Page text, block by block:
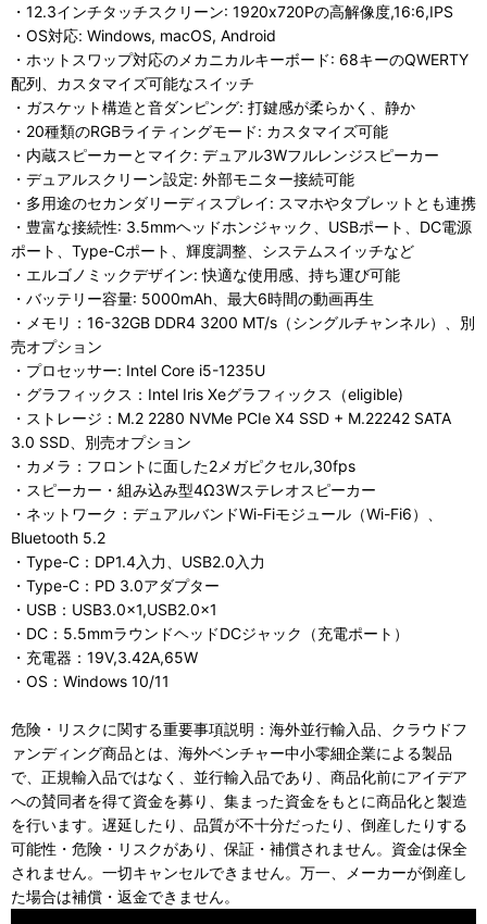
・12.3インチタッチスクリーン: 1920x720Pの高解像度,16:6,IPS
・OS対応: Windows, macOS, Android
・ホットスワップ対応のメカニカルキーボード: 68キーのQWERTY
配列、カスタマイズ可能なスイッチ
・ガスケット構造と音ダンピング: 打鍵感が柔らかく、静か
・20種類のRGBライティングモード: カスタマイズ可能
・内蔵スピーカーとマイク: デュアル3Wフルレンジスピーカー
・デュアルスクリーン設定: 外部モニター接続可能
・多用途のセカンダリーディスプレイ: スマホやタブレットとも連携
・豊富な接続性: 3.5mmヘッドホンジャック、USBポート、DC電源
ポート、Type-Cポート、輝度調整、システムスイッチなど
・エルゴノミックデザイン: 快適な使用感、持ち運び可能
・バッテリー容量: 5000mAh、最大6時間の動画再生
・メモリ：16-32GB DDR4 3200 MT/s（シングルチャンネル）、別
売オプション
・プロセッサー: Intel Core i5-1235U
・グラフィックス：Intel Iris Xeグラフィックス（eligible)
・ストレージ：M.2 2280 NVMe PCIe X4 SSD + M.22242 SATA
3.0 SSD、別売オプション
・カメラ：フロントに面した2メガピクセル,30fps
・スピーカー・組み込み型4Ω3Wステレオスピーカー
・ネットワーク：デュアルバンドWi-Fiモジュール（Wi-Fi6）、
Bluetooth 5.2
・Type-C：DP1.4入力、USB2.0入力
・Type-C：PD 3.0アダプター
・USB：USB3.0×1,USB2.0×1
・DC：5.5mmラウンドヘッドDCジャック（充電ポート）
・充電器：19V,3.42A,65W
・OS：Windows 10/11
危険・リスクに関する重要事項説明：海外並行輸入品、クラウドフ
ァンディング商品とは、海外ベンチャー中小零細企業による製品
で、正規輸入品ではなく、並行輸入品であり、商品化前にアイデア
への賛同者を得て資金を募り、集まった資金をもとに商品化と製造
を行います。遅延したり、品質が不十分だったり、倒産したりする
可能性・危険・リスクがあり、保証・補償されません。資金は保全
されません。一切キャンセルできません。万一、メーカーが倒産し
た場合は補償・返金できません。